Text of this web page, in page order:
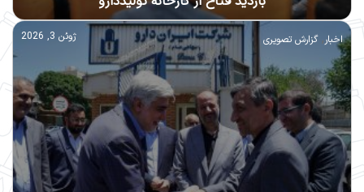
اخبار, گزارش تصویری ژوئن 3, 2026